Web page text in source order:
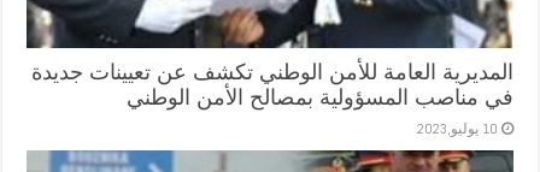
المديرية العامة للأمن الوطني تكشف عن تعيينات جديدة
في مناصب المسؤولية بمصالح الأمن الوطني
10 يوليو,2023